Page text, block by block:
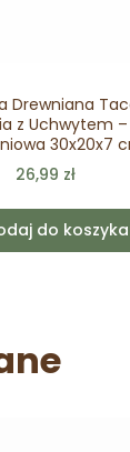
Drewniana
z Uchwytem
30x20x7
26,99 zł
do koszyka